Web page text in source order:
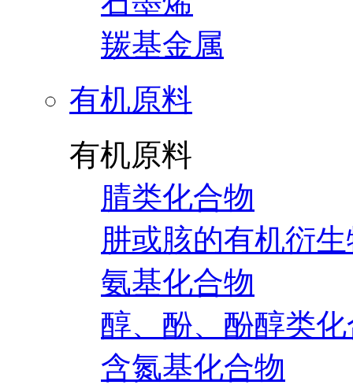
羰基金属
有机原料
有机原料
腈类化合物
肼或胲的有机衍
氨基化合物
醇、酚、酚醇类
含氮基化合物